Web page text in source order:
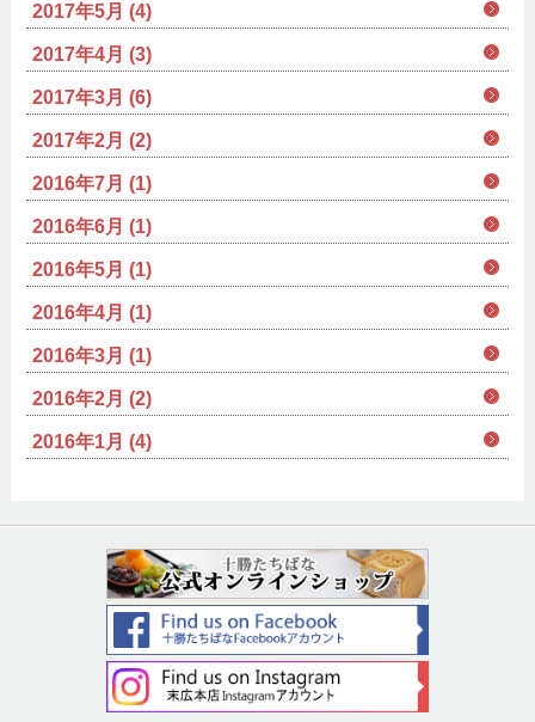
2017年5月 (4)
2017年4月 (3)
2017年3月 (6)
2017年2月 (2)
2016年7月 (1)
2016年6月 (1)
2016年5月 (1)
2016年4月 (1)
2016年3月 (1)
2016年2月 (2)
2016年1月 (4)